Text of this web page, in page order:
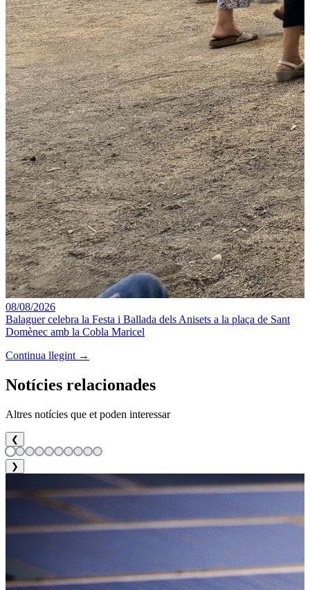
08/08/2026
Balaguer celebra la Festa i Ballada dels Anisets a la plaça de Sant
Domènec amb la Cobla Maricel
Continua llegint →
Notícies relacionades
Altres notícies que et poden interessar
❮
❯